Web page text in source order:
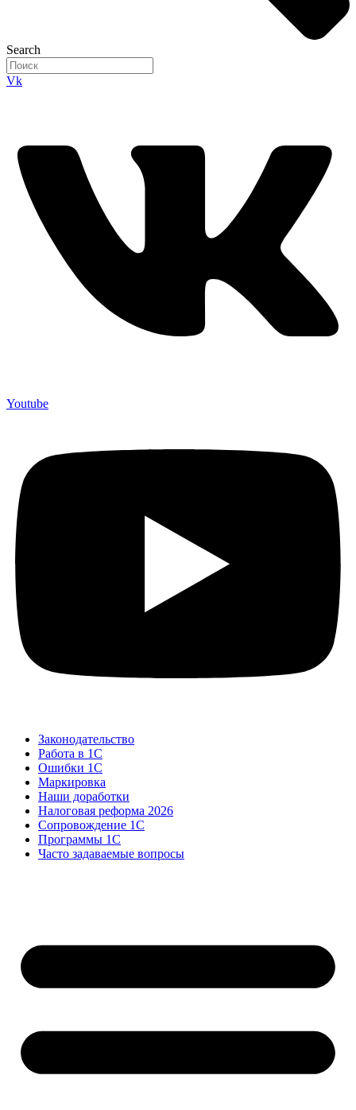
Search
Vk
Youtube
Законодательство
Работа в 1С
Ошибки 1С
Маркировка
Наши доработки
Налоговая реформа 2026
Сопровождение 1С
Программы 1С
Часто задаваемые вопросы